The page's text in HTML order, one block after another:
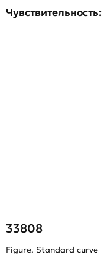
Чувствительность:
33808
Figure. Standard curve